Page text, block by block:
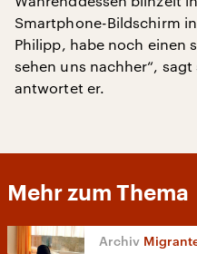
Smartphone-Bildschirm
Philipp, habe noch einen
sehen uns nachher“, sagt
antwortet er.
Mehr zum Thema